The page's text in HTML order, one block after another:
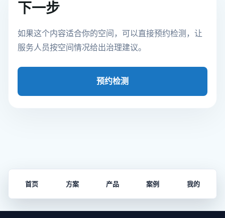
下一步
如果这个内容适合你的空间，可以直接预约检测，让
服务人员按空间情况给出治理建议。
预约检测
首页 方案 产品 案例 我的